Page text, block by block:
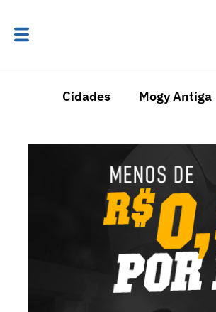
Cidades Mogy Antiga